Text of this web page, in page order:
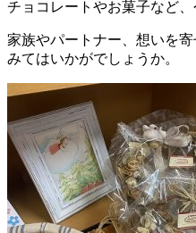
チョコレートやお菓子など
家族やパートナー、 想いを
みてはいかがでしょうか。